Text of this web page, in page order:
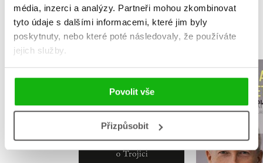
média, inzerci a analýzy. Partneři mohou zkombinovat
tyto údaje s dalšími informacemi, které jim byly
poskytnuty, nebo které poté následovaly, že používáte
jejich služby.
Povolit vše
Přizpůsobit
MOHLO BY VÁS TAKÉ ZAJÍMAT
Řehoř z Nyssy o
Trojici
Řehoř z Nyssy
Lenka Karfíková
Dobro
Klára
,
Marek